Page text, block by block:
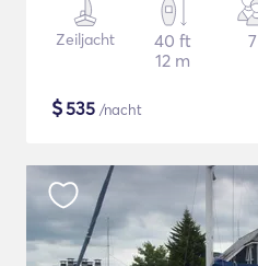
Zeiljacht
40 ft
12 m
7
$535 /nacht